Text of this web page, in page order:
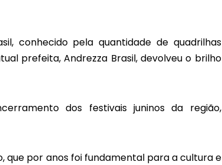
conhecido pela quantidade de quadrilhas
prefeita, Andrezza Brasil, devolveu o brilho
dos festivais juninos da região,
que por anos foi fundamental para a cultura e